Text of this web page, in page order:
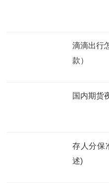
滴滴出行
款）
国内期货
存人分保
述)